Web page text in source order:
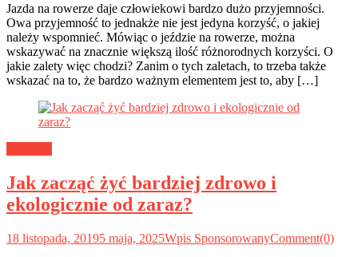
Jazda na rowerze daje człowiekowi bardzo dużo przyjemności.
Owa przyjemność to jednakże nie jest jedyna korzyść, o jakiej
należy wspomnieć. Mówiąc o jeździe na rowerze, można
wskazywać na znacznie większą ilość różnorodnych korzyści. O
jakie zalety więc chodzi? Zanim o tych zaletach, to trzeba także
wskazać na to, że bardzo ważnym elementem jest to, aby […]
Jak zacząć żyć bardziej zdrowo i
ekologicznie od zaraz?
18 listopada, 20195 maja, 2025Wpis SponsorowanyComment(0)